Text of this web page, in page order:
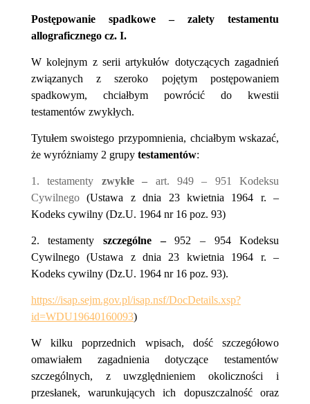
Postępowanie spadkowe – zalety testamentu
allograficznego cz. I.
W kolejnym z serii artykułów dotyczących zagadnień
związanych z szeroko pojętym postępowaniem
spadkowym, chciałbym powrócić do kwestii
testamentów zwykłych.
Tytułem swoistego przypomnienia, chciałbym wskazać,
że wyróżniamy 2 grupy testamentów:
1. testamenty zwykłe – art. 949 – 951 Kodeksu
Cywilnego(Ustawa z dnia 23 kwietnia 1964 r. –
Kodeks cywilny (Dz.U. 1964 nr 16 poz. 93)
2. testamentyszczególne –952 – 954 Kodeksu
Cywilnego (Ustawa z dnia 23 kwietnia 1964 r. –
Kodeks cywilny (Dz.U. 1964 nr 16 poz. 93).
https://isap.sejm.gov.pl/isap.nsf/DocDetails.xsp?
id=WDU19640160093)
W kilku poprzednich wpisach, dość szczegółowo
omawiałem zagadnienia dotyczące testamentów
szczególnych, z uwzględnieniem okoliczności i
przesłanek, warunkujących ich dopuszczalność oraz